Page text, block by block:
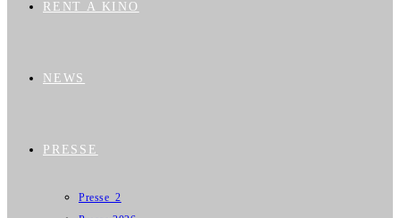
RENT A KINO
NEWS
PRESSE
Presse_2